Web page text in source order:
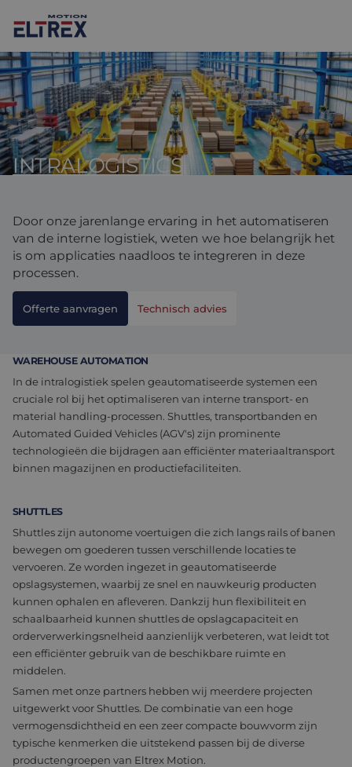
Onze oplossingen
Drives & controllers
Mechanicals
Motion Control Solutions
Agri-food
Intralogistics
Defensie
Projecten
Over ons
Werken bij
INTRALOGISTICS
Door onze jarenlange ervaring in het automatiseren
van de interne logistiek, weten we hoe belangrijk het
is om applicaties naadloos te integreren in deze
processen.
Offerte aanvragen Technisch advies
WAREHOUSE AUTOMATION
In de intralogistiek spelen geautomatiseerde systemen een
cruciale rol bij het optimaliseren van interne transport- en
material handling-processen. Shuttles, transportbanden en
Automated Guided Vehicles (AGV's) zijn prominente
technologieën die bijdragen aan efficiënter materiaaltransport
binnen magazijnen en productiefaciliteiten.
SHUTTLES
Shuttles zijn autonome voertuigen die zich langs rails of banen
bewegen om goederen tussen verschillende locaties te
vervoeren. Ze worden ingezet in geautomatiseerde
opslagsystemen, waarbij ze snel en nauwkeurig producten
kunnen ophalen en afleveren. Dankzij hun flexibiliteit en
schaalbaarheid kunnen shuttles de opslagcapaciteit en
orderverwerkingsnelheid aanzienlijk verbeteren, wat leidt tot
een efficiënter gebruik van de beschikbare ruimte en
middelen.
Samen met onze partners hebben wij meerdere projecten
uitgewerkt voor Shuttles. De combinatie van een hoge
vermogensdichtheid en een zeer compacte bouwvorm zijn
typische kenmerken die uitstekend passen bij de diverse
productengroepen van Eltrex Motion.